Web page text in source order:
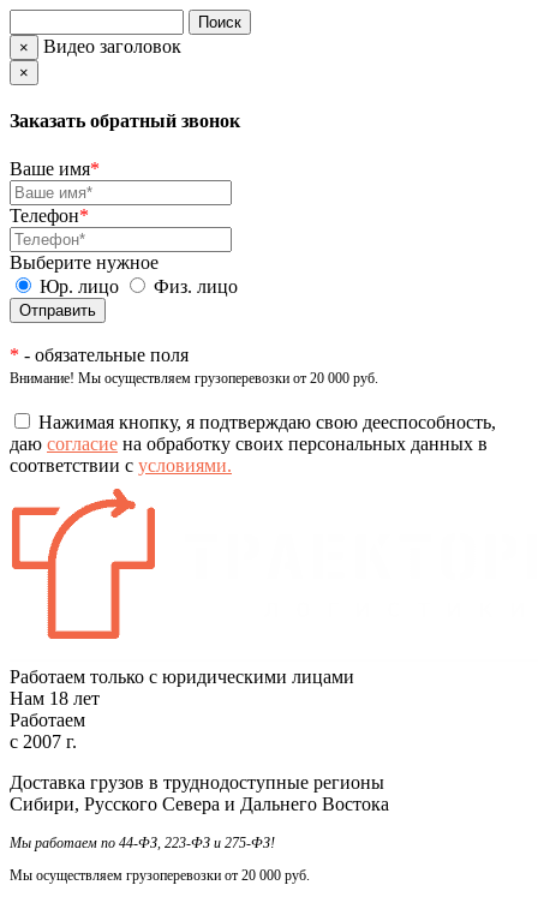
× Видео заголовок
×
Заказать обратный звонок
Ваше имя*
Телефон*
Выберите нужное
Юр. лицо
Физ. лицо
* - обязательные поля
Внимание! Мы осуществляем грузоперевозки от 20 000 руб.
Нажимая кнопку, я подтверждаю свою дееспособность,
даю согласие на обработку своих персональных данных в
соответствии с условиями.
Работаем только с юридическими лицами
Нам 18 лет
Работаем
с 2007 г.
Доставка грузов в труднодоступные регионы
Сибири, Русского Севера и Дальнего Востока
Мы работаем по 44-ФЗ, 223-ФЗ и 275-ФЗ!
Мы осуществляем грузоперевозки от 20 000 руб.